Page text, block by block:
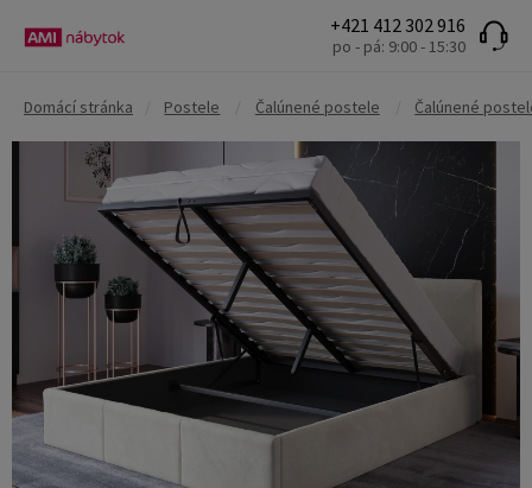
+421 412 302 916
po - pá: 9:00 - 15:30
Domácí stránka Postele Čalúnené postele Čalúnené